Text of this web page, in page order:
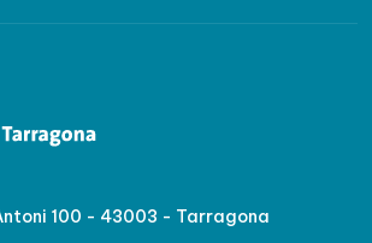
100 - 43003 - Tarragona